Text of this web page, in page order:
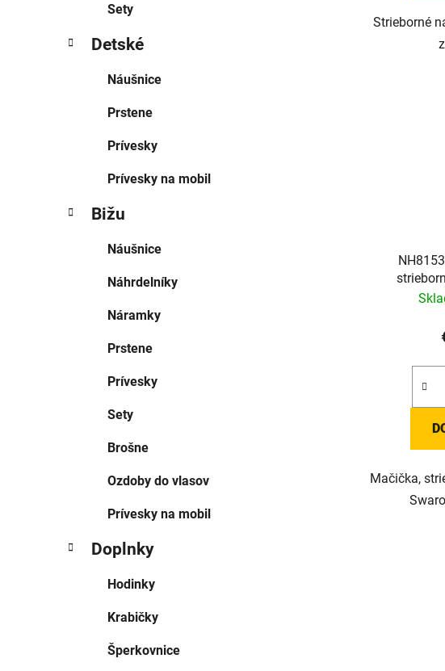
Sety
Detské
Náušnice
Prstene
Prívesky
Prívesky na mobil
Bižu
Náušnice
Náhrdelníky
Náramky
Prstene
Prívesky
Sety
Brošne
Ozdoby do vlasov
Prívesky na mobil
Doplnky
Hodinky
Krabičky
Šperkovnice
Strieborné
Mačička,